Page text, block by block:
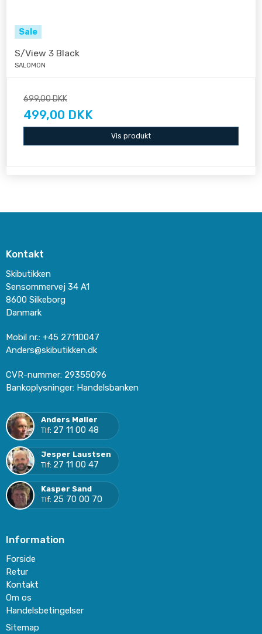
Sale
S/View 3 Black
SALOMON
699,00 DKK
499,00 DKK
Vis produkt
Kontakt
Skibutikken
Sensommervej 34 A1
8600 Silkeborg
Danmark
Mobil nr.: +45 27110047
Anders@skibutikken.dk
CVR-nummer: 29355096
Bankoplysninger: Handelsbanken
Anders Møller
Tlf: 27 11 00 48
Jesper Laustsen
Tlf: 27 11 00 47
Kasper Sand
Tlf: 25 70 00 70
Information
Forside
Retur
Kontakt
Om os
Handelsbetingelser
Sitemap